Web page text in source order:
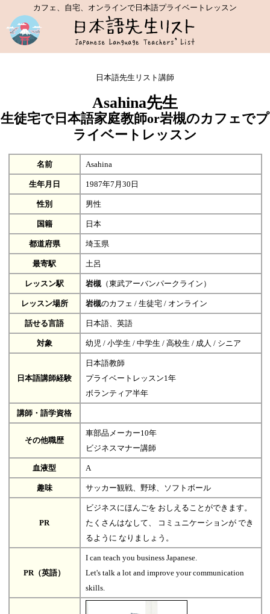
カフェ、自宅、オンラインで日本語プライベートレッスン
日本語先生リスト講師
Asahina先生
生徒宅で日本語家庭教師or岩槻のカフェでプ
ライベートレッスン
名前 Asahina
生年月日 1987年7月30日
性別 男性
国籍 日本
都道府県 埼玉県
最寄駅 土呂
レッスン駅 岩槻（東武アーバンパークライン）
レッスン場所 岩槻のカフェ / 生徒宅 / オンライン
話せる言語 日本語、英語
対象 幼児 / 小学生 / 中学生 / 高校生 / 成人 / シニア
日本語講師経験
日本語教師
プライベートレッスン1年
ボランティア半年
講師・語学資格
その他職歴
車部品メーカー10年
ビジネスマナー講師
血液型 A
趣味 サッカー観戦、野球、ソフトボール
PR
ビジネスにほんごを おしえることができます。
たくさんはなして、 コミュニケーションが でき
るように なりましょう。
PR（英語）
I can teach you business Japanese.
Let's talk a lot and improve your communication
skills.